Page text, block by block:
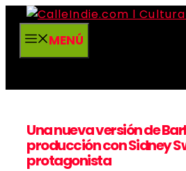
Saltar
contenidoMENÚ
Una nueva versión de
producción con Sidney
protagonista